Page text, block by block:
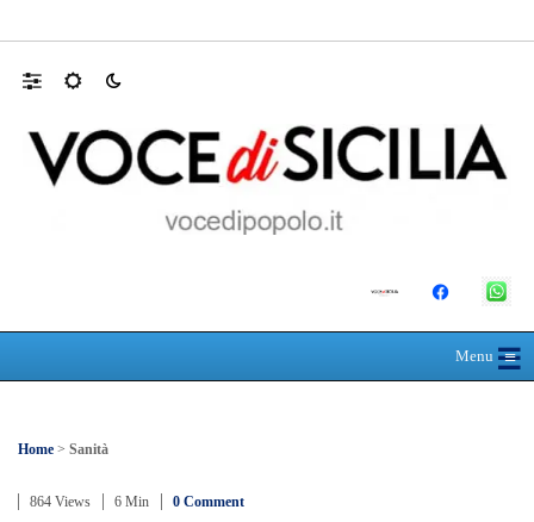
Menu≡
☰
Home > Sanità
864 Views 6 Min 0 Comment